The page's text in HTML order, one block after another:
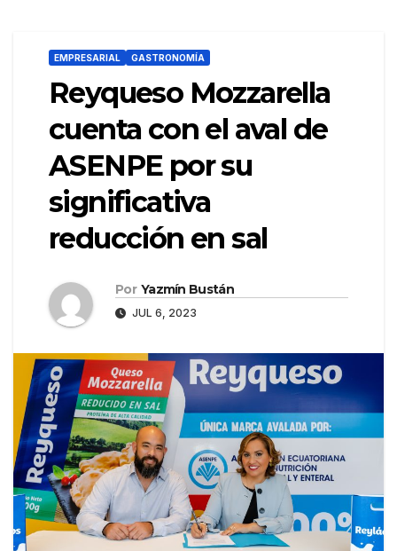
EMPRESARIAL GASTRONOMÍA
Reyqueso Mozzarella
cuenta con el aval de
ASENPE por su
significativa
reducción en sal
Por Yazmín Bustán
JUL 6, 2023